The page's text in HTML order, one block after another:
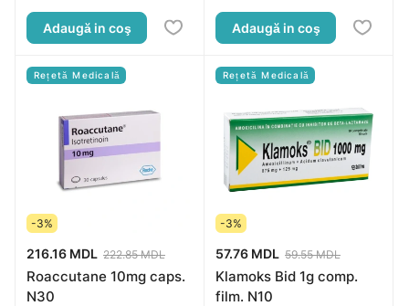
Adaugă in coş Adaugă in coş
Rețetă Medicală
-3%
216.16 MDL 222.85 MDL
Roaccutane 10mg caps.
N30
Rețetă Medicală
-3%
57.76 MDL 59.55 MDL
Klamoks Bid 1g comp.
film. N10